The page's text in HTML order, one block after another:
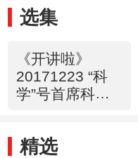
选集
《开讲啦》
20171223 “科
学”号首席科学
怀
精选